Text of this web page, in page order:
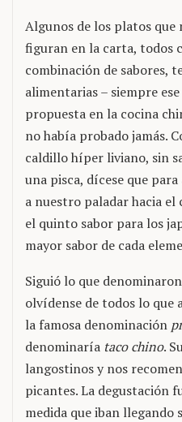
Algunos de los platos
figuran en la carta, todos
combinación de sabores,
alimentarias – siempre
propuesta en la cocina
no había probado jamás.
caldillo híper liviano, sin
una pisca, dícese que
a nuestro paladar hacia el
el quinto sabor para los
mayor sabor de cada
Siguió lo que denominaron
olvídense de todos lo que
la famosa denominación
denominaría taco chino.
langostinos y nos
picantes. La degustación
medida que iban llegando